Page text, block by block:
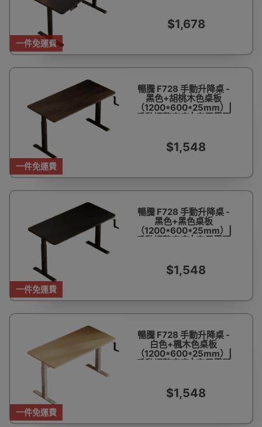
一件免運費
$1,678
一件免運費
暢騰 F728 手動升降桌 -
黑色+胡桃木色桌板
（1200*600*25mm）|
手動調整高度 | 家用學習
$1,548
一件免運費
暢騰 F728 手動升降桌 -
黑色+黑色桌板
（1200*600*25mm）|
手動調整高度 | 家用學習
$1,548
一件免運費
暢騰 F728 手動升降桌 -
白色+楓木色桌板
（1200*600*25mm）|
手動調整高度 | 家用學習
$1,548